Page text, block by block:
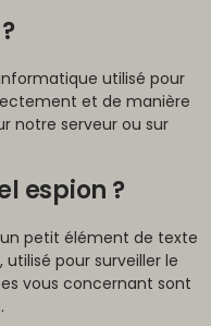
utilisé pour
et de manière
notre serveur ou sur
espion ?
petit élément de texte
pour surveiller le
vous concernant sont